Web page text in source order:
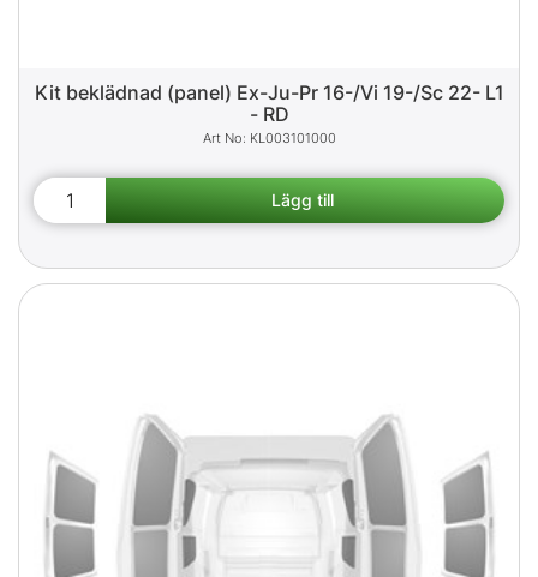
Kit beklädnad (panel) Ex-Ju-Pr 16-/Vi 19-/Sc 22- L1
- RD
KL003101000